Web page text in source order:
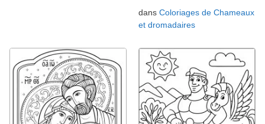
dans Coloriages de Chameaux
et dromadaires